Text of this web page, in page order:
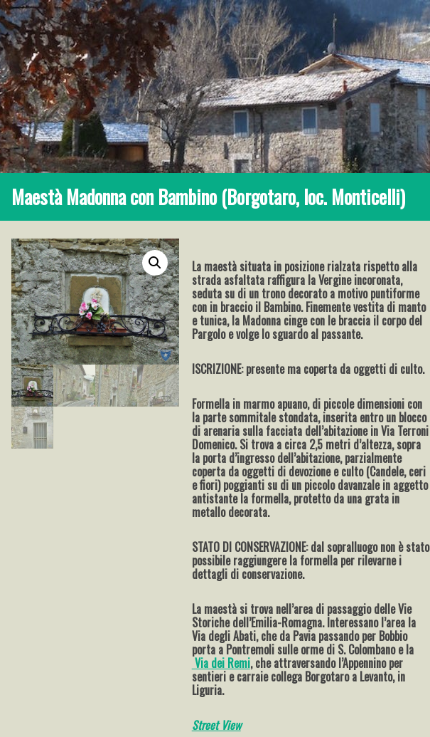
Maestà Madonna con Bambino (Borgotaro, loc. Monticelli)
La maestà situata in posizione rialzata rispetto alla
strada asfaltata raffigura la Vergine incoronata,
seduta su di un trono decorato a motivo puntiforme
con in braccio il Bambino. Finemente vestita di manto
e tunica, la Madonna cinge con le braccia il corpo del
Pargolo e volge lo sguardo al passante.
ISCRIZIONE: presente ma coperta da oggetti di culto.
Formella in marmo apuano, di piccole dimensioni con
la parte sommitale stondata, inserita entro un blocco
di arenaria sulla facciata dell’abitazione in Via Terroni
Domenico. Si trova a circa 2,5 metri d’altezza, sopra
la porta d’ingresso dell’abitazione, parzialmente
coperta da oggetti di devozione e culto (Candele, ceri
e fiori) poggianti su di un piccolo davanzale in aggetto
antistante la formella, protetto da una grata in
metallo decorata.
STATO DI CONSERVAZIONE: dal sopralluogo non è stato
possibile raggiungere la formella per rilevarne i
dettagli di conservazione.
La maestà si trova nell’area di passaggio delle Vie
Storiche dell’Emilia-Romagna. Interessano l’area la
Via degli Abati, che da Pavia passando per Bobbio
porta a Pontremoli sulle orme di S. Colombano e la
Via dei Remi, che attraversando l’Appennino per
sentieri e carraie collega Borgotaro a Levanto, in
Liguria.
Street View